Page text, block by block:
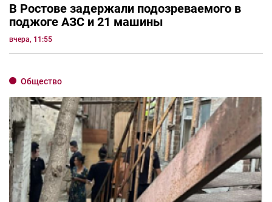
В Ростове задержали подозреваемого в
поджоге АЗС и 21 машины
вчера, 11:55
Общество